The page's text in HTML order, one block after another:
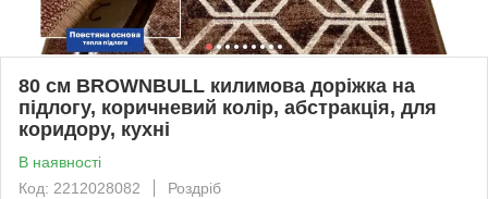
80 см BROWNBULL килимова доріжка на
підлогу, коричневий колір, абстракція, для
коридору, кухні
В наявності
Код: 2212028082
Роздріб